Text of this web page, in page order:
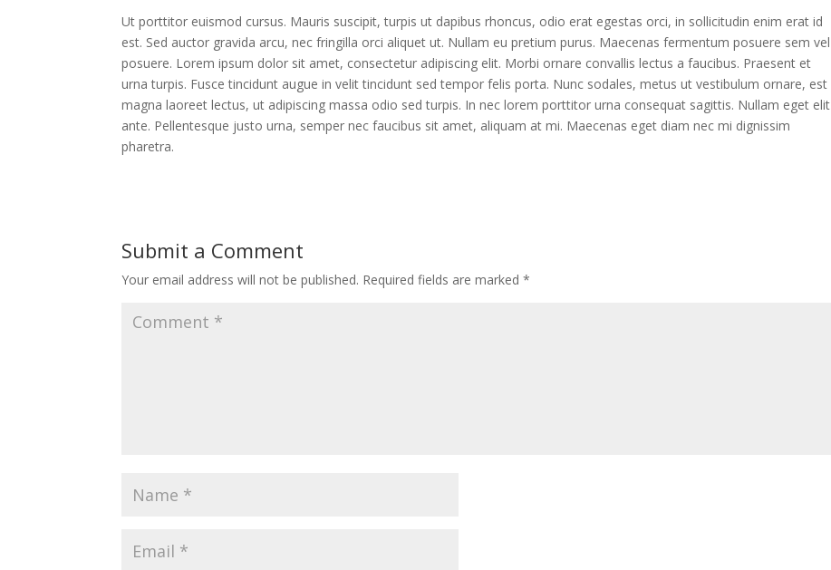
Ut porttitor euismod cursus. Mauris suscipit, turpis ut dapibus rhoncus, odio erat egestas orci, in sollicitudin enim erat id
est. Sed auctor gravida arcu, nec fringilla orci aliquet ut. Nullam eu pretium purus. Maecenas fermentum posuere sem vel
posuere. Lorem ipsum dolor sit amet, consectetur adipiscing elit. Morbi ornare convallis lectus a faucibus. Praesent et
urna turpis. Fusce tincidunt augue in velit tincidunt sed tempor felis porta. Nunc sodales, metus ut vestibulum ornare, est
magna laoreet lectus, ut adipiscing massa odio sed turpis. In nec lorem porttitor urna consequat sagittis. Nullam eget elit
ante. Pellentesque justo urna, semper nec faucibus sit amet, aliquam at mi. Maecenas eget diam nec mi dignissim
pharetra.
Submit a Comment
Your email address will not be published. Required fields are marked*